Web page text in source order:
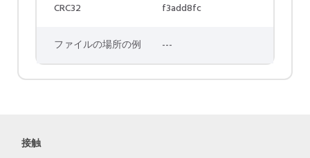
CRC32 f3add8fc
ファイルの場所の例 ---
接触